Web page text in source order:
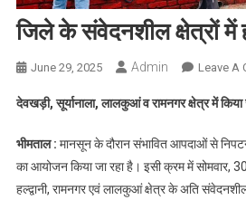
जिले के संवेदनशील क्षेत्रों में
June 29, 2025 Admin Leave A
देवखड़ी, सूर्यानाला, लालकुआं व रामनगर क्षेत्र में
भीमताल : मानसून के दौरान संभावित आपदाओं से
का आयोजन किया जा रहा है। इसी क्रम में सोमवार,
हल्द्वानी, रामनगर एवं लालकुआं क्षेत्र के अति